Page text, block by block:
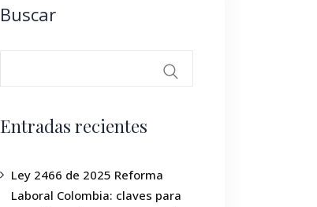
Buscar
Entradas recientes
Ley 2466 de 2025 Reforma
Laboral Colombia: claves para